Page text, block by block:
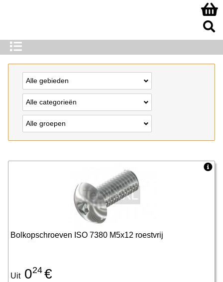
Alle gebieden
Alle categorieën
Alle groepen
Bolkopschroeven ISO 7380 M5x12 roestvrij
Uit024 €